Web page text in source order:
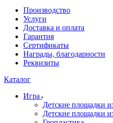
Производство
Услуги
Доставка и оплата
Гарантия
Сертификаты
Награды, благодарности
Реквизиты
Каталог
Игра
Детские площадки
Детские площадки